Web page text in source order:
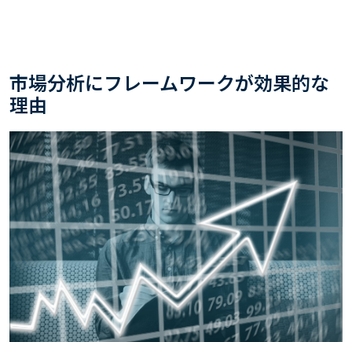
市場分析にフレームワークが効果的な
理由